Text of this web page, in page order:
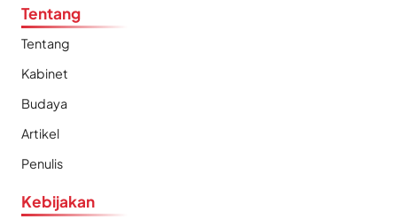
Tentang
Tentang
Kabinet
Budaya
Artikel
Penulis
Kebijakan